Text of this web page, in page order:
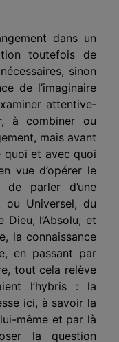
dans un
toutefois de
sinon
de l’imaginaire
attentive­
à combiner ou
mais avant
et avec quoi
vue d’opé­rer le
de parler d’une
ou Universel, du
l’Absolu, et
la connaissance
en passant par
, tout cela relève
l’hybris : la
ici, à savoir la
même et par là
la question